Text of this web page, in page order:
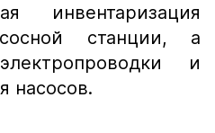
инвентаризация
станции, а
и
насосов.